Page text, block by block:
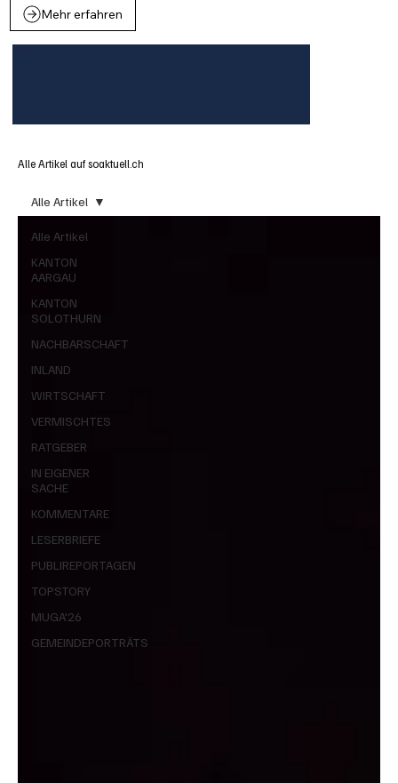
Mehr erfahren
Alle Artikel auf soaktuell.ch
Alle Artikel
KANTON
AARGAU
KANTON
SOLOTHURN
NACHBARSCHAFT
INLAND
WIRTSCHAFT
VERMISCHTES
RATGEBER
IN EIGENER
SACHE
KOMMENTARE
LESERBRIEFE
PUBLIREPORTAGEN
TOPSTORY
MUGA'26
GEMEINDEPORTRÄTS
Alle Artikel